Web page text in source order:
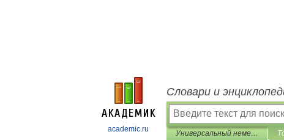
academic.ru
Словари и
Универсальный немецко-русский словарь